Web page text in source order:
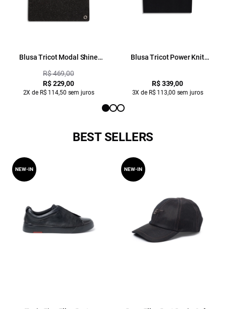
Blusa Tricot Modal Shine
R$ 469,00
R$ 229,00
2X de R$ 114,50 sem juros
Blusa Tricot Power Knit
R$ 339,00
3X de R$ 113,00 sem juros
BEST SELLERS
NEW-IN NEW-IN